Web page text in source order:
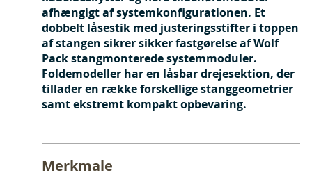
afhængigt af systemkonfigurationen. Et
dobbelt låsestik med justeringsstifter i toppen
af stangen sikrer sikker fastgørelse af Wolf
Pack stangmonterede systemmoduler.
Foldemodeller har en låsbar drejesektion, der
tillader en række forskellige stanggeometrier
samt ekstremt kompakt opbevaring.
Merkmale